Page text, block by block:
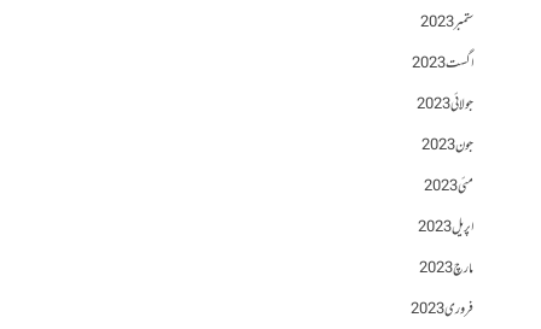
ستمبر 2023
اگست 2023
جولائی 2023
جون 2023
مئی 2023
اپریل 2023
مارچ 2023
فروری 2023